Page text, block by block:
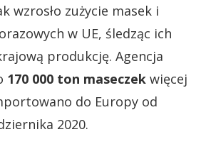
wzrosło zużycie masek i
w UE, śledząc ich
produkcję. Agencja
170 000 ton maseczek więcej
do Europy od
2020.